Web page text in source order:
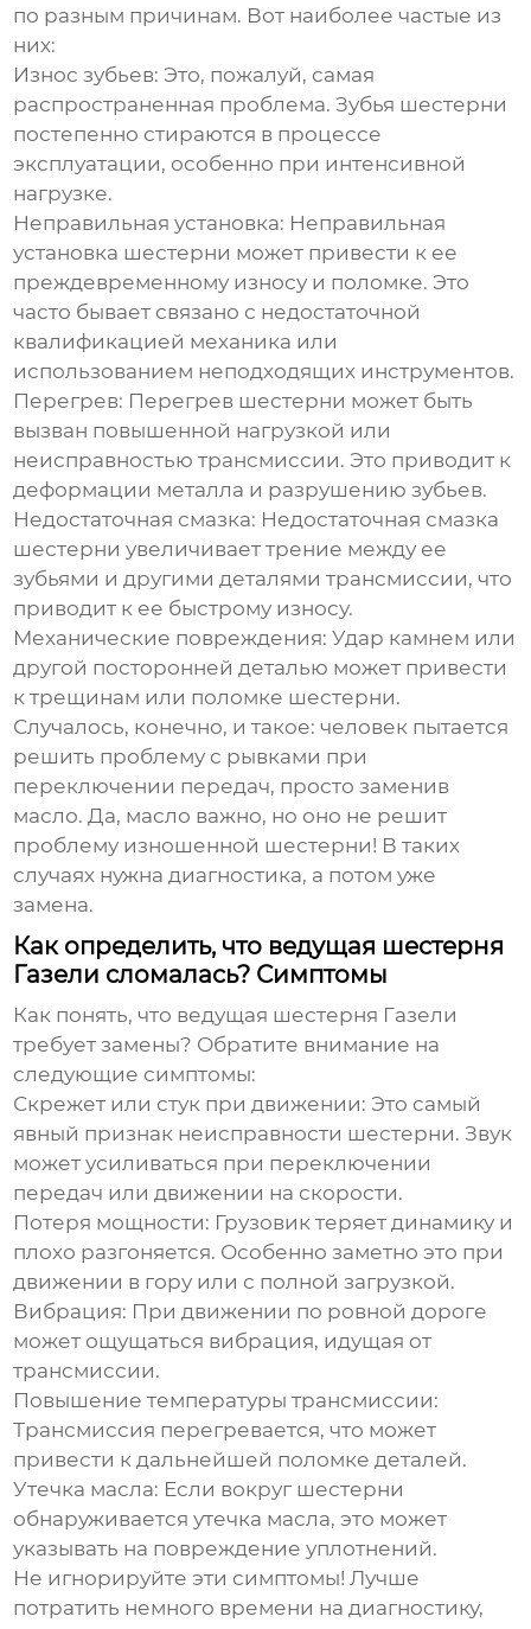
по разным причинам. Вот наиболее частые из
них:
Износ зубьев: Это, пожалуй, самая
распространенная проблема. Зубья шестерни
постепенно стираются в процессе
эксплуатации, особенно при интенсивной
нагрузке.
Неправильная установка: Неправильная
установка шестерни может привести к ее
преждевременному износу и поломке. Это
часто бывает связано с недостаточной
квалификацией механика или
использованием неподходящих инструментов.
Перегрев: Перегрев шестерни может быть
вызван повышенной нагрузкой или
неисправностью трансмиссии. Это приводит к
деформации металла и разрушению зубьев.
Недостаточная смазка: Недостаточная смазка
шестерни увеличивает трение между ее
зубьями и другими деталями трансмиссии, что
приводит к ее быстрому износу.
Механические повреждения: Удар камнем или
другой посторонней деталью может привести
к трещинам или поломке шестерни.
Случалось, конечно, и такое: человек пытается
решить проблему с рывками при
переключении передач, просто заменив
масло. Да, масло важно, но оно не решит
проблему изношенной шестерни! В таких
случаях нужна диагностика, а потом уже
замена.
Как определить, что ведущая шестерня
Газели сломалась? Симптомы
Как понять, что ведущая шестерня Газели
требует замены? Обратите внимание на
следующие симптомы:
Скрежет или стук при движении: Это самый
явный признак неисправности шестерни. Звук
может усиливаться при переключении
передач или движении на скорости.
Потеря мощности: Грузовик теряет динамику и
плохо разгоняется. Особенно заметно это при
движении в гору или с полной загрузкой.
Вибрация: При движении по ровной дороге
может ощущаться вибрация, идущая от
трансмиссии.
Повышение температуры трансмиссии:
Трансмиссия перегревается, что может
привести к дальнейшей поломке деталей.
Утечка масла: Если вокруг шестерни
обнаруживается утечка масла, это может
указывать на повреждение уплотнений.
Не игнорируйте эти симптомы! Лучше
потратить немного времени на диагностику,